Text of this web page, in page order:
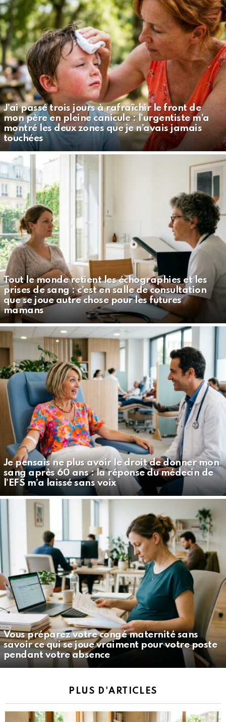
J’ai passé trois jours à rafraîchir le front de
mon père en pleine canicule : l’urgentiste m’a
montré les deux zones que je n’avais jamais
touchées
Tout le monde retient les échographies et les
prises de sang : c’est en salle de consultation
que se joue autre chose pour les futures
mamans
Je pensais ne plus avoir le droit de donner mon
sang après 60 ans : la réponse du médecin de
l’EFS m’a laissé sans voix
Vous préparez votre congé maternité sans
savoir ce qui se joue vraiment pour votre poste
pendant votre absence
PLUS D'ARTICLES